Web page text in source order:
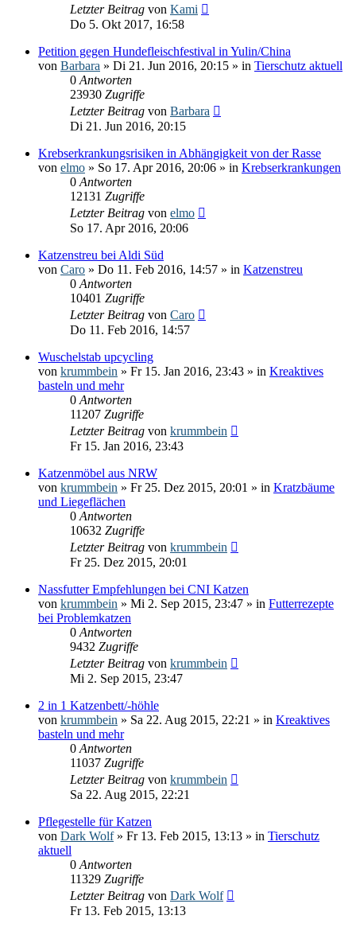
Letzter Beitrag von Kami
Do 5. Okt 2017, 16:58
Petition gegen Hundefleischfestival in Yulin/China
von Barbara » Di 21. Jun 2016, 20:15 » in Tierschutz aktuell
0 Antworten
23930 Zugriffe
Letzter Beitrag von Barbara
Di 21. Jun 2016, 20:15
Krebserkrankungsrisiken in Abhängigkeit von der Rasse
von elmo » So 17. Apr 2016, 20:06 » in Krebserkrankungen
0 Antworten
12131 Zugriffe
Letzter Beitrag von elmo
So 17. Apr 2016, 20:06
Katzenstreu bei Aldi Süd
von Caro » Do 11. Feb 2016, 14:57 » in Katzenstreu
0 Antworten
10401 Zugriffe
Letzter Beitrag von Caro
Do 11. Feb 2016, 14:57
Wuschelstab upcycling
von krummbein » Fr 15. Jan 2016, 23:43 » in Kreaktives
basteln und mehr
0 Antworten
11207 Zugriffe
Letzter Beitrag von krummbein
Fr 15. Jan 2016, 23:43
Katzenmöbel aus NRW
von krummbein » Fr 25. Dez 2015, 20:01 » in Kratzbäume
und Liegeflächen
0 Antworten
10632 Zugriffe
Letzter Beitrag von krummbein
Fr 25. Dez 2015, 20:01
Nassfutter Empfehlungen bei CNI Katzen
von krummbein » Mi 2. Sep 2015, 23:47 » in Futterrezepte
bei Problemkatzen
0 Antworten
9432 Zugriffe
Letzter Beitrag von krummbein
Mi 2. Sep 2015, 23:47
2 in 1 Katzenbett/-höhle
von krummbein » Sa 22. Aug 2015, 22:21 » in Kreaktives
basteln und mehr
0 Antworten
11037 Zugriffe
Letzter Beitrag von krummbein
Sa 22. Aug 2015, 22:21
Pflegestelle für Katzen
von Dark Wolf» Fr 13. Feb 2015, 13:13 » in Tierschutz
aktuell
0 Antworten
11329 Zugriffe
Letzter Beitrag von Dark Wolf
Fr 13. Feb 2015, 13:13